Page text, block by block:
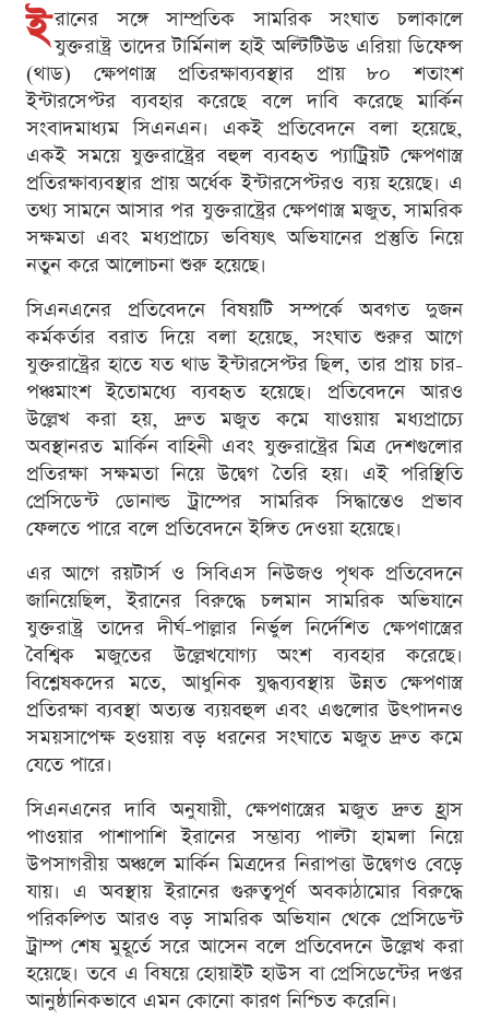
ই রানের সঙ্গে সাম্প্রতিক সামরিক সংঘাত চলাকালে
যুক্তরাষ্ট্র তাদের টার্মিনাল হাই অল্টিটিউড এরিয়া ডিফেন্স
(থাড) ক্ষেপণাস্ত্র প্রতিরক্ষাব্যবস্থার প্রায় ৮০ শতাংশ
ইন্টারসেপ্টর ব্যবহার করেছে বলে দাবি করেছে মার্কিন
সংবাদমাধ্যম সিএনএন। একই প্রতিবেদনে বলা হয়েছে,
একই সময়ে যুক্তরাষ্ট্রের বহুল ব্যবহৃত প্যাট্রিয়ট ক্ষেপণাস্ত্র
প্রতিরক্ষাব্যবস্থার প্রায় অর্ধেক ইন্টারসেপ্টরও ব্যয় হয়েছে। এ
তথ্য সামনে আসার পর যুক্তরাষ্ট্রের ক্ষেপণাস্ত্র মজুত, সামরিক
সক্ষমতা এবং মধ্যপ্রাচ্যে ভবিষ্যৎ অভিযানের প্রস্তুতি নিয়ে
নতুন করে আলোচনা শুরু হয়েছে।
সিএনএনের প্রতিবেদনে বিষয়টি সম্পর্কে অবগত দুজন
কর্মকর্তার বরাত দিয়ে বলা হয়েছে, সংঘাত শুরুর আগে
যুক্তরাষ্ট্রের হাতে যত থাড ইন্টারসেপ্টর ছিল, তার প্রায় চার-
পঞ্চমাংশ ইতোমধ্যে ব্যবহৃত হয়েছে। প্রতিবেদনে আরও
উল্লেখ করা হয়, দ্রুত মজুত কমে যাওয়ায় মধ্যপ্রাচ্যে
অবস্থানরত মার্কিন বাহিনী এবং যুক্তরাষ্ট্রের মিত্র দেশগুলোর
প্রতিরক্ষা সক্ষমতা নিয়ে উদ্বেগ তৈরি হয়। এই পরিস্থিতি
প্রেসিডেন্ট ডোনাল্ড ট্রাম্পের সামরিক সিদ্ধান্তেও প্রভাব
ফেলতে পারে বলে প্রতিবেদনে ইঙ্গিত দেওয়া হয়েছে।
এর আগে রয়টার্স ও সিবিএস নিউজও পৃথক প্রতিবেদনে
জানিয়েছিল, ইরানের বিরুদ্ধে চলমান সামরিক অভিযানে
যুক্তরাষ্ট্র তাদের দীর্ঘ-পাল্লার নির্ভুল নির্দেশিত ক্ষেপণাস্ত্রের
বৈশ্বিক মজুতের উল্লেখযোগ্য অংশ ব্যবহার করেছে।
বিশ্লেষকদের মতে, আধুনিক যুদ্ধব্যবস্থায় উন্নত ক্ষেপণাস্ত্র
প্রতিরক্ষা ব্যবস্থা অত্যন্ত ব্যয়বহুল এবং এগুলোর উৎপাদনও
সময়সাপেক্ষ হওয়ায় বড় ধরনের সংঘাতে মজুত দ্রুত কমে
যেতে পারে।
সিএনএনের দাবি অনুযায়ী, ক্ষেপণাস্ত্রের মজুত দ্রুত হ্রাস
পাওয়ার পাশাপাশি ইরানের সম্ভাব্য পাল্টা হামলা নিয়ে
উপসাগরীয় অঞ্চলে মার্কিন মিত্রদের নিরাপত্তা উদ্বেগও বেড়ে
যায়। এ অবস্থায় ইরানের গুরুত্বপূর্ণ অবকাঠামোর বিরুদ্ধে
পরিকল্পিত আরও বড় সামরিক অভিযান থেকে প্রেসিডেন্ট
ট্রাম্প শেষ মুহূর্তে সরে আসেন বলে প্রতিবেদনে উল্লেখ করা
হয়েছে। তবে এ বিষয়ে হোয়াইট হাউস বা প্রেসিডেন্টের দপ্তর
আনুষ্ঠানিকভাবে এমন কোনো কারণ নিশ্চিত করেনি।